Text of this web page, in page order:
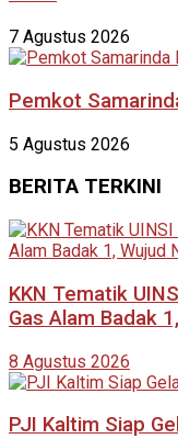
7 Agustus 2026
Pemkot
5 Agustus 2026
BERITA TERKINI
KKN Tematik
Gas Alam Badak
8 Agustus 2026
PJI Kaltim Siap